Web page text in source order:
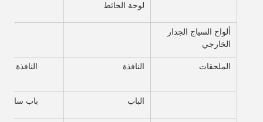
لوحة الحائط
ألواح السياج الجدار
الخارجي
الملحقات النافذة
الباب باب